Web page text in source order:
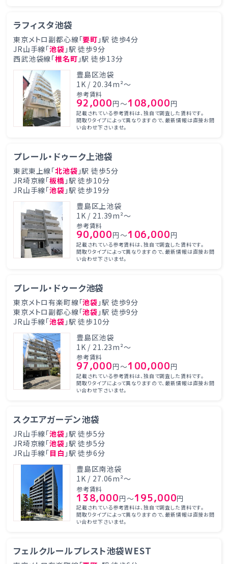
ラフィスタ池袋
東京メトロ副都心線「要町 」駅 徒歩4分
JR山手線「池袋 」駅 徒歩9分
西武池袋線「椎名町 」駅 徒歩13分
豊島区池袋
1K / 20.34m²～
参考賃料
92,000円～108,000円
記載されている参考賃料は、独自で調査した賃料です。
間取りタイプによって異なりますので、最新情報は直接お問
い合わせ下さいませ。
プレール・ドゥーク上池袋
東武東上線「北池袋 」駅 徒歩5分
JR埼京線「板橋 」駅 徒歩10分
JR山手線「池袋 」駅 徒歩19分
豊島区上池袋
1K / 21.39m²～
参考賃料
90,000円～106,000円
記載されている参考賃料は、独自で調査した賃料です。
間取りタイプによって異なりますので、最新情報は直接お問
い合わせ下さいませ。
プレール・ドゥーク池袋
東京メトロ有楽町線「池袋 」駅 徒歩9分
東京メトロ副都心線「池袋 」駅 徒歩9分
JR山手線「池袋 」駅 徒歩10分
豊島区池袋
1K / 21.23m²～
参考賃料
97,000円～100,000円
記載されている参考賃料は、独自で調査した賃料です。
間取りタイプによって異なりますので、最新情報は直接お問
い合わせ下さいませ。
スクエアガーデン池袋
JR山手線「池袋 」駅 徒歩5分
JR埼京線「池袋 」駅 徒歩5分
JR山手線「目白 」駅 徒歩6分
豊島区南池袋
1K / 27.06m²～
参考賃料
138,000円～195,000円
記載されている参考賃料は、独自で調査した賃料です。
間取りタイプによって異なりますので、最新情報は直接お問
い合わせ下さいませ。
フェルクルールプレスト池袋WEST